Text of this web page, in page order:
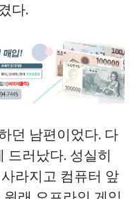
다.
던 남편이었다. 다
드러났다. 성실히
라지고 컴퓨터 앞